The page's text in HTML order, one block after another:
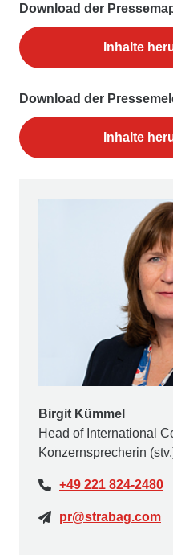
Download der
Inhalte
Download der
Inhalte
Birgit Kümmel
Head of International
Konzernsprecherin
+49 221 824-2480
pr@strabag.com